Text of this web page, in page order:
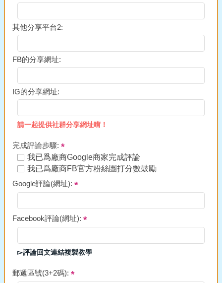
其他分享平台2:
FB的分享網址:
IG的分享網址:
請一起提供社群分享網址唷！
完成評論步驟:
我已爲廠商Google商家完成評論
我已爲廠商FB官方粉絲團打分數鼓勵
Google評論(網址):
Facebook評論(網址):
▻評論回文連結複製教學
郵遞區號(3+2碼):